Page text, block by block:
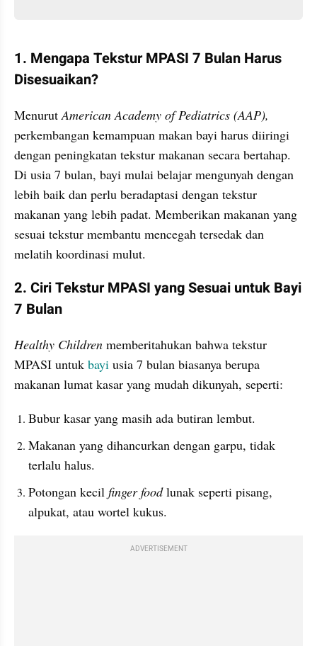
1. Mengapa Tekstur MPASI 7 Bulan Harus
Disesuaikan?
Menurut American Academy of Pediatrics (AAP),
perkembangan kemampuan makan bayi harus diiringi
dengan peningkatan tekstur makanan secara bertahap.
Di usia 7 bulan, bayi mulai belajar mengunyah dengan
lebih baik dan perlu beradaptasi dengan tekstur
makanan yang lebih padat. Memberikan makanan yang
sesuai tekstur membantu mencegah tersedak dan
melatih koordinasi mulut.
2. Ciri Tekstur MPASI yang Sesuai untuk Bayi
7 Bulan
Healthy Children memberitahukan bahwa tekstur
MPASI untuk bayi usia 7 bulan biasanya berupa
makanan lumat kasar yang mudah dikunyah, seperti:
Bubur kasar yang masih ada butiran lembut.
Makanan yang dihancurkan dengan garpu, tidak
terlalu halus.
Potongan kecil finger food lunak seperti pisang,
alpukat, atau wortel kukus.
ADVERTISEMENT